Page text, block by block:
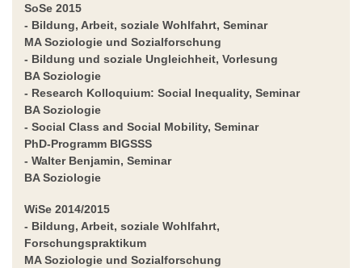
SoSe 2015
- Bildung, Arbeit, soziale Wohlfahrt, Seminar
MA Soziologie und Sozialforschung
- Bildung und soziale Ungleichheit, Vorlesung
BA Soziologie
- Research Kolloquium: Social Inequality, Seminar
BA Soziologie
- Social Class and Social Mobility, Seminar
PhD-Programm BIGSSS
- Walter Benjamin, Seminar
BA Soziologie
WiSe 2014/2015
- Bildung, Arbeit, soziale Wohlfahrt,
Forschungspraktikum
MA Soziologie und Sozialforschung